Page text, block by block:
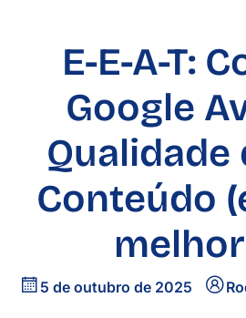
E-E-A-T:
Google
Qualidade
Conteúdo
5 de outubro de 2025